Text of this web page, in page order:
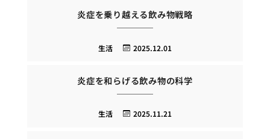
炎症を乗り越える飲み物戦略
2025.12.01
生活
炎症を和らげる飲み物の科学
2025.11.21
生活